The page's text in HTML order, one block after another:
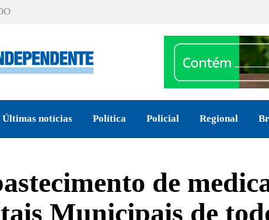
Últimas notícias Política Policial Regional
de
Municipais de